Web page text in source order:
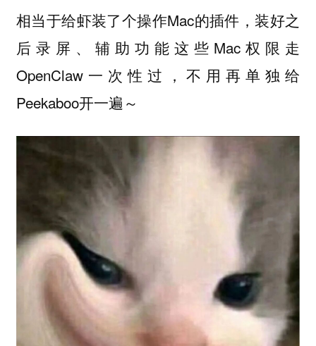
相当于给虾装了个操作Mac的插件，装好之
后录屏、辅助功能这些Mac权限走
OpenClaw一次性过，不用再单独给
Peekaboo开一遍～